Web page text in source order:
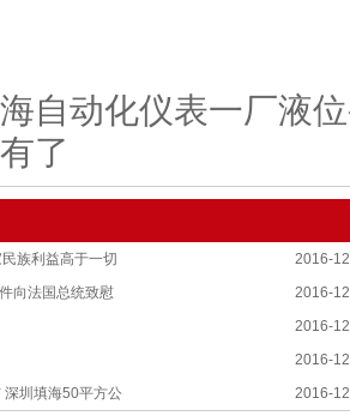
海自动化仪表一厂液
了
2016-
族利益高于一切
2016-
向法国总统致慰
2016-
2016-
2016-
深圳填海50平方公